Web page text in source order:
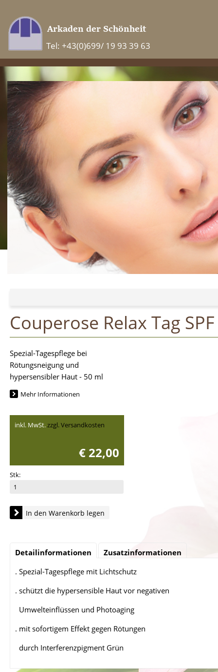
Tel: +43(0)699/ 19 93 39 63
Couperose Relax Tag
Spezial-Tagespflege bei
Rötungsneigung und
hypersensibler Haut - 50 ml
Mehr Informationen
inkl. MwSt.zzgl. Versandkosten
€ 22,00
Stk:
In den Warenkorb legen
Detailinformationen
Zusatzinformationen
. Spezial-Tagespflege mit Lichtschutz
. schützt die hypersensible Haut vor negativen
Umwelteinflüssen und Photoaging
. mit sofortigem Effekt gegen Rötungen
durch Interferenzpigment Grün